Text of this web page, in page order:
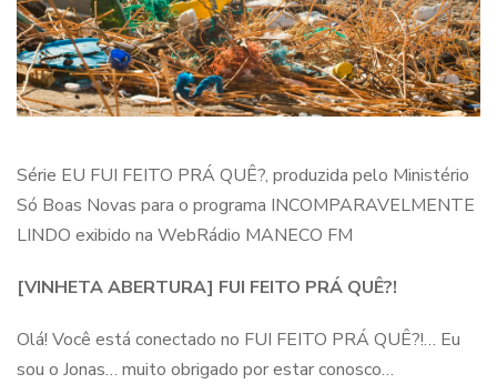
Série EU FUI FEITO PRÁ QUÊ?, produzida pelo Ministério
Só Boas Novas para o programa INCOMPARAVELMENTE
LINDO exibido na WebRádio MANECO FM
[VINHETA ABERTURA] FUI FEITO PRÁ QUÊ?!
Olá! Você está conectado no FUI FEITO PRÁ QUÊ?!… Eu
sou o Jonas… muito obrigado por estar conosco…